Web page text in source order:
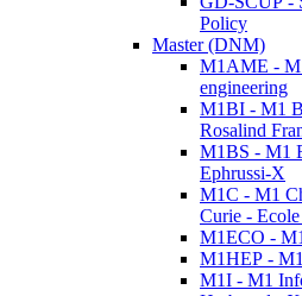
Policy
Master (DNM)
M1AME -
engineering
M1BI - M1
Rosalind
M1BS - M1
Ephrussi-X
M1C - M1
Curie -
M1ECO -
M1HEP -
M1I - M1